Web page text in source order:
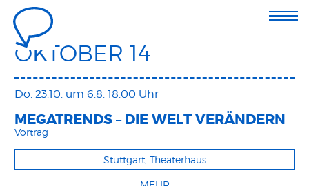
OKTOBER 14
Do. 23.10. um 6.8. 18:00 Uhr
MEGATRENDS – DIE WELT VERÄNDERN
Vortrag
Stuttgart, Theaterhaus